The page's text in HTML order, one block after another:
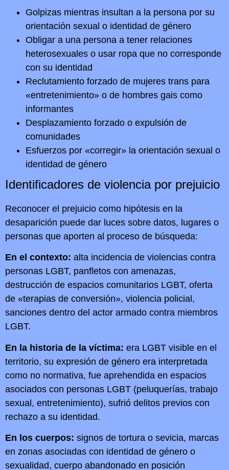
Golpizas mientras insultan a la persona por su
orientación sexual o identidad de género
Obligar a una persona a tener relaciones
heterosexuales o usar ropa que no corresponde
con su identidad
Reclutamiento forzado de mujeres trans para
«entretenimiento» o de hombres gais como
informantes
Desplazamiento forzado o expulsión de
comunidades
Esfuerzos por «corregir» la orientación sexual o
identidad de género
Identificadores de violencia por prejuicio
Reconocer el prejuicio como hipótesis en la
desaparición puede dar luces sobre datos, lugares o
personas que aporten al proceso de búsqueda:
En el contexto: alta incidencia de violencias contra
personas LGBT, panfletos con amenazas,
destrucción de espacios comunitarios LGBT, oferta
de «terapias de conversión», violencia policial,
sanciones dentro del actor armado contra miembros
LGBT.
En la historia de la víctima: era LGBT visible en el
territorio, su expresión de género era interpretada
como no normativa, fue aprehendida en espacios
asociados con personas LGBT (peluquerías, trabajo
sexual, entretenimiento), sufrió delitos previos con
rechazo a su identidad.
En los cuerpos: signos de tortura o sevicia, marcas
en zonas asociadas con identidad de género o
sexualidad, cuerpo abandonado en posición